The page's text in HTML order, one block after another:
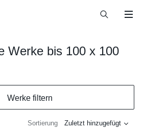
Werke bis 100 x 100
Werke filtern
Sortierung